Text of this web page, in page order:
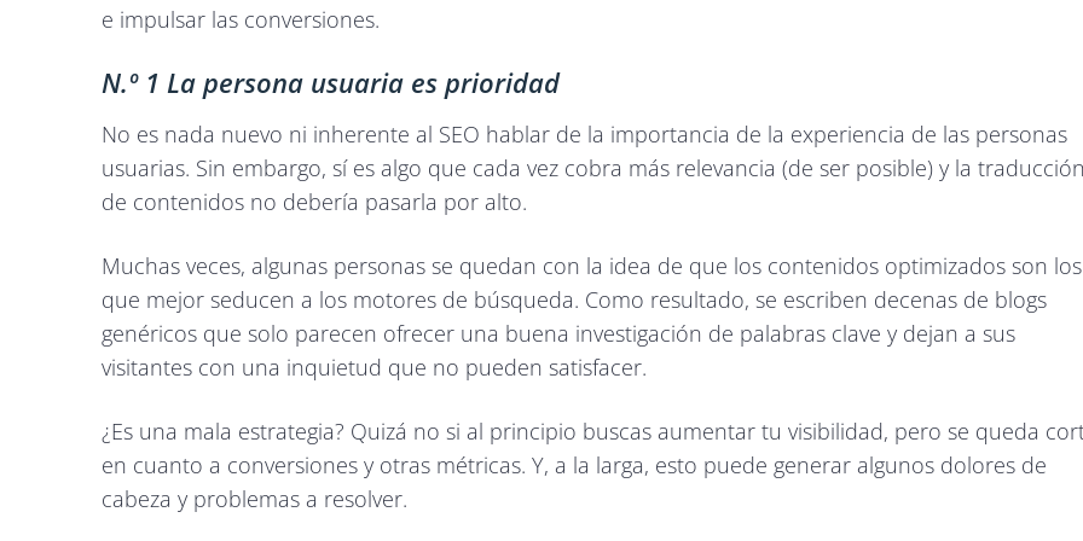
e impulsar las conversiones.
N.º 1 La persona usuaria es prioridad
No es nada nuevo ni inherente al SEO hablar de la importancia de la experiencia de las personas
usuarias. Sin embargo, sí es algo que cada vez cobra más relevancia (de ser posible) y la
de contenidos no debería pasarla por alto.
Muchas veces, algunas personas se quedan con la idea de que los contenidos optimizados son los
que mejor seducen a los motores de búsqueda. Como resultado, se escriben decenas de blogs
genéricos que solo parecen ofrecer una buena investigación de palabras clave y dejan a sus
visitantes con una inquietud que no pueden satisfacer.
¿Es una mala estrategia? Quizá no si al principio buscas aumentar tu visibilidad, pero se queda
en cuanto a conversiones y otras métricas. Y, a la larga, esto puede generar algunos dolores de
cabeza y problemas a resolver.